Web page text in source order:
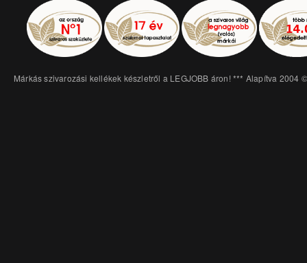
Márkás szivarozási kellékek készletről a LEGJOBB áron! *** Alapítva 2004